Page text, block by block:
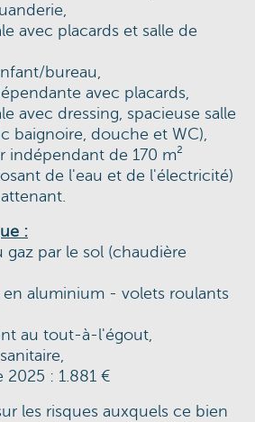
avec placards et salle de
bureau,
avec placards,
avec dressing, spacieuse salle
baignoire, douche et WC),
indépendant de 170 m²
de l'eau et de l'électricité)
:
gaz par le sol (chaudière
en aluminium - volets roulants
au tout-à-l'égout,
2025 : 1.881 €
les risques auxquels ce bien